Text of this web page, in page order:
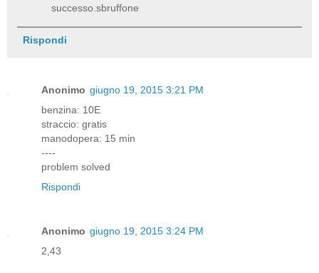
successo.sbruffone
Rispondi
Anonimo giugno 19, 2015 3:21 PM
benzina: 10E
straccio: gratis
manodopera: 15 min
----
problem solved
Rispondi
Anonimo giugno 19, 2015 3:24 PM
2,43